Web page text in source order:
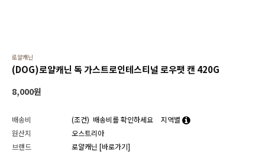
로얄캐닌
(DOG)로얄캐닌 독 가스트로인테스티널 로우팻 캔 420G
8,000원
배송비 (조건) 배송비를 확인하세요
지역별
원산지
오스트리아
브랜드
로얄캐닌 [바로가기]